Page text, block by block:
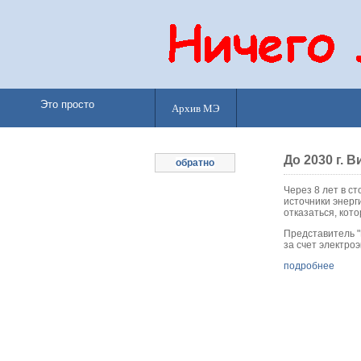
Это просто Архив МЭ
обратно До 2030 г.
Через 8 лет в
источники
отказаться,
Представитель
за счет
подробнее